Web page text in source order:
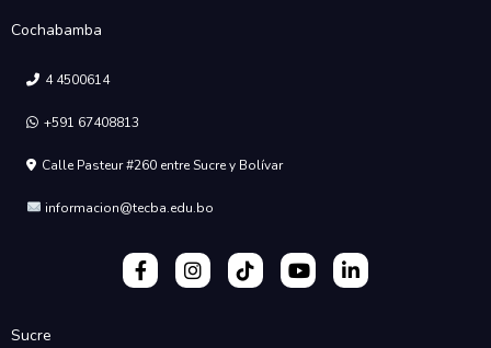
Cochabamba
4 4500614
+591 67408813
Calle Pasteur #260 entre Sucre y Bolívar
informacion@tecba.edu.bo
Sucre